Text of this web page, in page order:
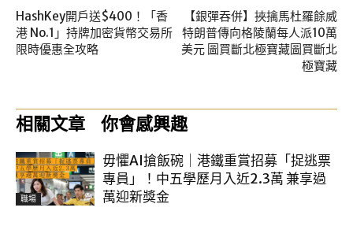
HashKey開戶送$400！「香
港 No.1」持牌加密貨幣交易所
限時優惠全攻略
【銀彈吞併】挾擒馬杜羅餘威
特朗普傳向格陵蘭每人派10萬
美元 圖買斷北極寶藏圖買斷北
極寶藏
相關文章 你會感興趣
職場
毋懼AI搶飯碗｜港鐵重賞招募「捉逃票
專員」！中五學歷月入近2.3萬 兼享過
萬迎新獎金